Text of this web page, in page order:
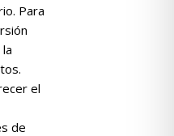
Para
el
de